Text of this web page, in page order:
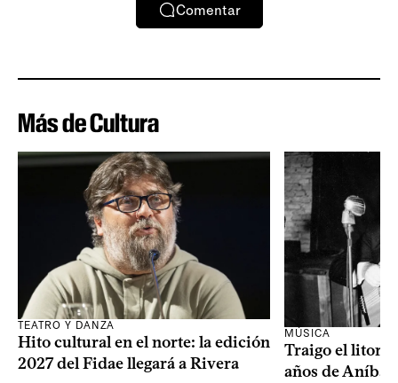
Comentar
Más de Cultura
TEATRO Y DANZA
Hito cultural en el norte: la edición
2027 del Fidae llegará a Rivera
MÚSICA
Traigo el litoral
años de Aníbal